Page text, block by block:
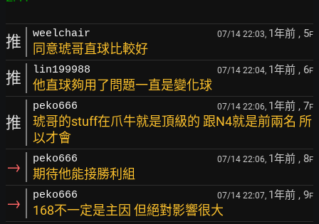
推 weelchair 07/14 22:03, 1年前 , 5F
同意琥哥直球比較好
推 lin199988 07/14 22:04, 1年前 , 6F
他直球夠用了問題一直是變化球
推
peko666 07/14 22:06, 1年前 , 7F
琥哥的stuff在爪牛就是頂級的 跟N4就是前兩名 所
以才會
→ peko666 07/14 22:06, 1年前 , 8F
期待他能接勝利組
→ peko666 07/14 22:07, 1年前 , 9F
168不一定是主因 但絕對影響很大